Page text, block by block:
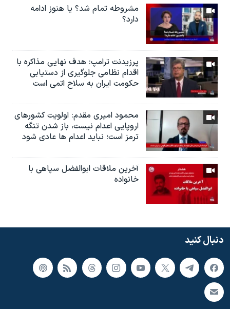
مشروطه تمام شد؟ يا هنوز ادامه
دارد؟
پرزیدنت ترامپ: هدف نهایی مذاکره با
اقدام نظامی جلوگیری از دستیابی
حکومت ایران به سلاح اتمی است
محمود امیری مقدم: اولویت کشورهای
اروپایی اعدام نیست، باز شدن تنگه
ترمز است؛ نباید اعدام ها عادی شود
آخرین ملاقات ابوالفضل سپاهی با
خانواده
دنبال کنید